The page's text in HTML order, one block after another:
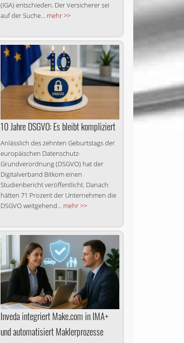
(IGA) entschieden. Der Versicherer sei
auf der Suche... mehr >>
10 Jahre DSGVO: Es bleibt kompliziert
Anlässlich des zehnten Geburtstags der
europäischen Datenschutz-
Grundverordnung (DSGVO) hat der
Digitalverband Bitkom einen
Studienbericht veröffentlicht. Danach
hätten 71 Prozent der Unternehmen die
DSGVO weitgehend... mehr >>
Inveda integriert Make.com in IMA+
und automatisiert Maklerprozesse